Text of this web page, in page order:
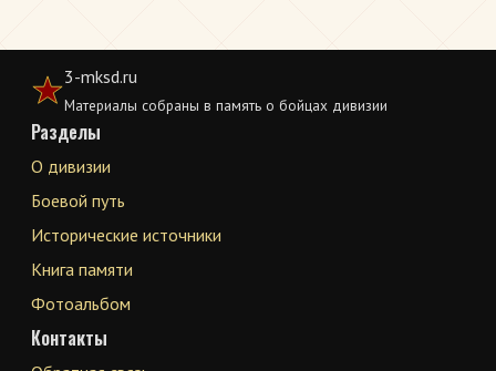
3-mksd.ru
Материалы собраны в память о бойцах дивизии
Разделы
О дивизии
Боевой путь
Исторические источники
Книга памяти
Фотоальбом
Контакты